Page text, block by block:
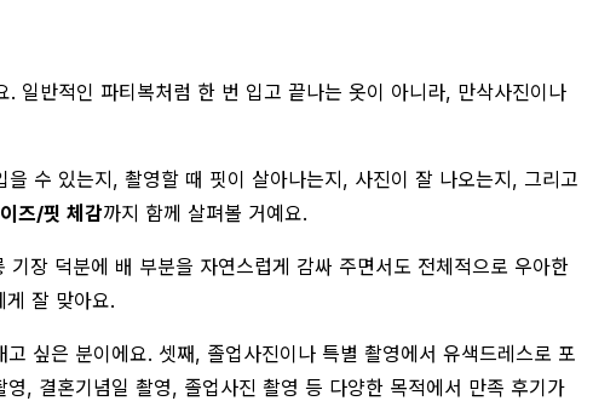
일반적인 파티복처럼 한 번 입고 끝나는 옷이 아니라, 만삭사진이나
수 있는지, 촬영할 때 핏이 살아나는지, 사진이 잘 나오는지, 그리고
즈/핏 체감까지 함께 살펴볼 거예요.
장 덕분에 배 부분을 자연스럽게 감싸 주면서도 전체적으로 우아한
게 잘 맞아요.
싶은 분이에요. 셋째, 졸업사진이나 특별 촬영에서 유색드레스로 포
, 결혼기념일 촬영, 졸업사진 촬영 등 다양한 목적에서 만족 후기가